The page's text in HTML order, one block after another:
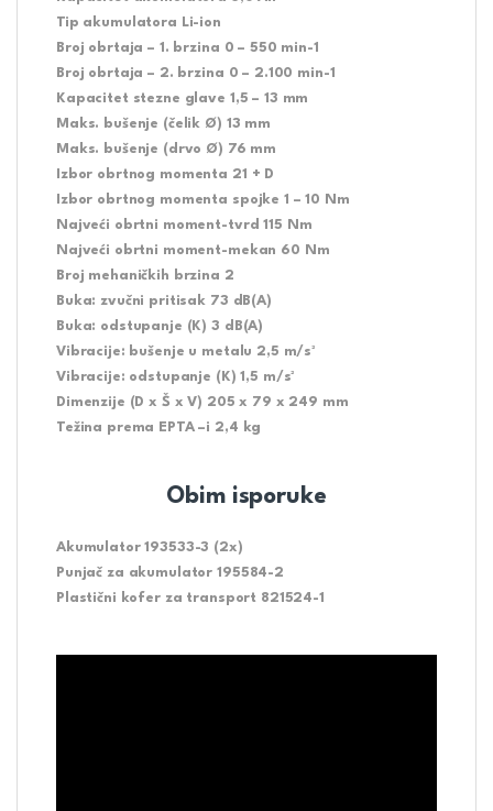
Tip akumulatora Li-ion
Broj obrtaja – 1. brzina 0 – 550 min-1
Broj obrtaja – 2. brzina 0 – 2.100 min-1
Kapacitet stezne glave 1,5 – 13 mm
Maks. bušenje (čelik Ø) 13 mm
Maks. bušenje (drvo Ø) 76 mm
Izbor obrtnog momenta 21 + D
Izbor obrtnog momenta spojke 1 – 10 Nm
Najveći obrtni moment-tvrd 115 Nm
Najveći obrtni moment-mekan 60 Nm
Broj mehaničkih brzina 2
Buka: zvučni pritisak 73 dB(A)
Buka: odstupanje (K) 3 dB(A)
Vibracije: bušenje u metalu 2,5 m/s²
Vibracije: odstupanje (K) 1,5 m/s²
Dimenzije (D x Š x V) 205 x 79 x 249 mm
Težina prema EPTA –i 2,4 kg
Obim isporuke
Akumulator 193533-3 (2x)
Punjač za akumulator 195584-2
Plastični kofer za transport 821524-1